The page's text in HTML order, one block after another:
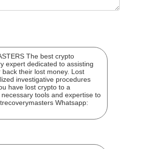
The best crypto
expert dedicated to assisting
their lost money. Lost
investigative procedures
have lost crypto to a
tools and expertise to
Whatsapp: